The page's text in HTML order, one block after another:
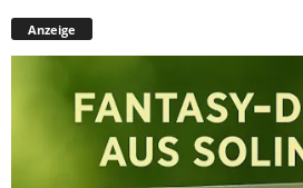
Anzeige